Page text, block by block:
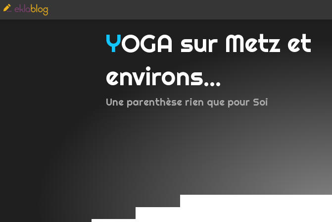
YOGA sur Metz et
environs...
Une parenthèse rien que pour Soi